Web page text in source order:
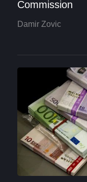
Commission
Damir Zovic